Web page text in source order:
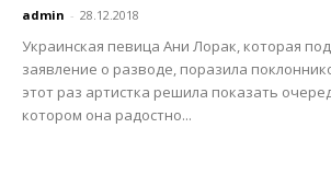
admin - 28.12.2018
Украинская певица Ани Лорак, которая
заявление о разводе, поразила
этот раз артистка решила показать
котором она радостно...